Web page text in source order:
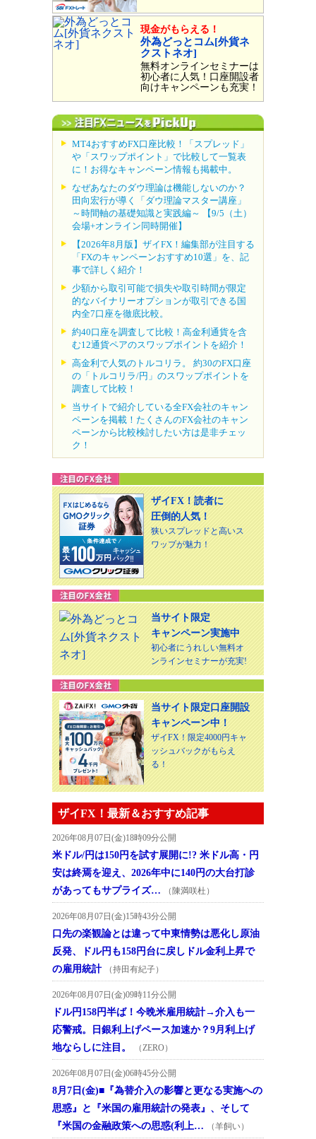
現金がもらえる！
外為どっとコム[外貨ネ
クストネオ]
無料オンラインセミナーは
初心者に人気！口座開設者
向けキャンペーンも充実！
MT4おすすめFX口座比較！「スプレッド」
や「スワップポイント」で比較して一覧表
に！お得なキャンペーン情報も掲載中。
なぜあなたのダウ理論は機能しないのか？
田向宏行が導く「ダウ理論マスター講座」
～時間軸の基礎知識と実践編～ 【9/5（土）
会場+オンライン同時開催】
【2026年8月版】ザイFX！編集部が注目する
「FXのキャンペーンおすすめ10選」を、記
事で詳しく紹介！
少額から取引可能で損失や取引時間が限定
的なバイナリーオプションが取引できる国
内全7口座を徹底比較。
約40口座を調査して比較！高金利通貨を含
む12通貨ペアのスワップポイントを紹介！
高金利で人気のトルコリラ。 約30のFX口座
の「トルコリラ/円」のスワップポイントを
調査して比較！
当サイトで紹介している全FX会社のキャン
ペーンを掲載！たくさんのFX会社のキャン
ペーンから比較検討したい方は是非チェッ
ク！
ザイFX！読者に
圧倒的人気！
狭いスプレッドと高いス
ワップが魅力！
当サイト限定
キャンペーン実施中
初心者にうれしい無料オ
ンラインセミナーが充実!
当サイト限定口座開設
キャンペーン中！
ザイFX！限定4000円キャ
ッシュバックがもらえ
る！
ザイFX！最新＆おすすめ記事
2026年08月07日(金)18時09分公開
米ドル/円は150円を試す展開に!? 米ドル高・円
安は終焉を迎え、2026年中に140円の大台打診
があってもサプライズ…
（陳満咲杜）
2026年08月07日(金)15時43分公開
口先の楽観論とは違って中東情勢は悪化し原油
反発、ドル円も158円台に戻しドル金利上昇で
の雇用統計
（持田有紀子）
2026年08月07日(金)09時11分公開
ドル円158円半ば！今晩米雇用統計→介入も一
応警戒。日銀利上げペース加速か？9月利上げ
地ならしに注目。
（ZERO）
2026年08月07日(金)06時45分公開
8月7日(金)■『為替介入の影響と更なる実施への
思惑』と『米国の雇用統計の発表』、そして
『米国の金融政策への思惑(利上…
（羊飼い）